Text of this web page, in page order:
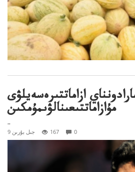
ازاماتتىرەسەيلۋى
مۇازاماتتىعىنالۋىمۇمكىن
..
9 جىل بۇرىن 167 0